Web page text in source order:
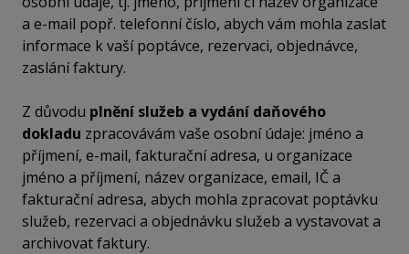
a e-mail popř. telefonní číslo, abych vám mohla zaslat
informace k vaší poptávce, rezervaci, objednávce,
zaslání faktury.
Z důvodu plnění služeb a vydání daňového
dokladu zpracovávám vaše osobní údaje: jméno a
příjmení, e-mail, fakturační adresa, u organizace
jméno a příjmení, název organizace, email, IČ a
fakturační adresa, abych mohla zpracovat poptávku
služeb, rezervaci a objednávku služeb a vystavovat a
archivovat faktury.